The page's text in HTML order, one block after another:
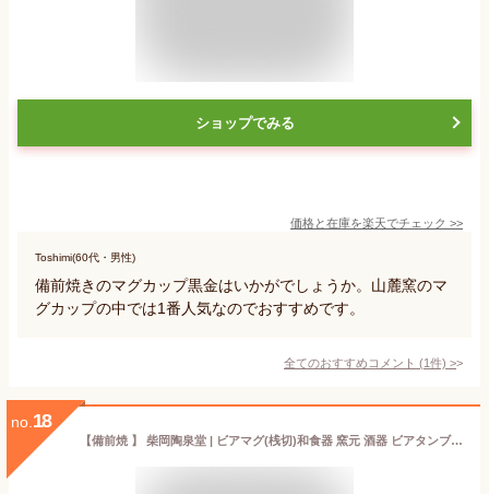
ショップでみる
価格と在庫を楽天でチェック >>
Toshimi(60代・男性)
備前焼きのマグカップ黒金はいかがでしょうか。山麓窯のマ
グカップの中では1番人気なのでおすすめです。
全てのおすすめコメント (1件) >
no. 18
【備前焼 】 柴岡陶泉堂 | ビアマグ(桟切)和食器 窯元 酒器 ビアタンブラー ビールグラス タンブラー ビアカップ ビール【楽ギフ_包装】【楽ギフ_のし宛書】